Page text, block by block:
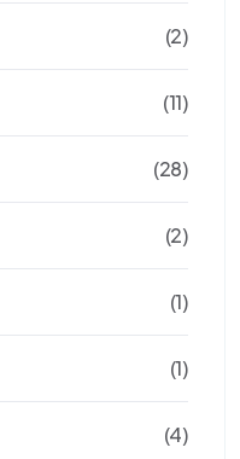
(2)
(11)
(28)
(2)
(1)
(1)
(4)